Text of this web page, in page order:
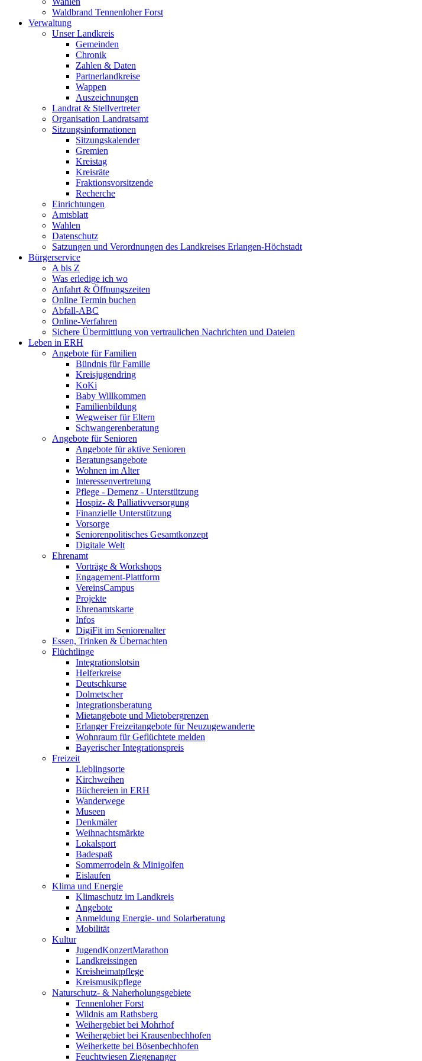
Waldbrand Tennenloher Forst
Verwaltung
Unser Landkreis
Gemeinden
Chronik
Zahlen & Daten
Partnerlandkreise
Wappen
Auszeichnungen
Landrat & Stellvertreter
Organisation Landratsamt
Sitzungsinformationen
Sitzungskalender
Gremien
Kreistag
Kreisräte
Fraktionsvorsitzende
Recherche
Einrichtungen
Amtsblatt
Wahlen
Datenschutz
Satzungen und Verordnungen des Landkreises Erlangen-Höchstadt
Bürgerservice
A bis Z
Was erledige ich wo
Anfahrt & Öffnungszeiten
Online Termin buchen
Abfall-ABC
Online-Verfahren
Sichere Übermittlung von vertraulichen Nachrichten und Dateien
Leben in ERH
Angebote für Familien
Bündnis für Familie
Kreisjugendring
KoKi
Baby Willkommen
Familienbildung
Wegweiser für Eltern
Schwangerenberatung
Angebote für Senioren
Angebote für aktive Senioren
Beratungsangebote
Wohnen im Alter
Interessenvertretung
Pflege - Demenz - Unterstützung
Hospiz- & Palliativversorgung
Finanzielle Unterstützung
Vorsorge
Seniorenpolitisches Gesamtkonzept
Digitale Welt
Ehrenamt
Vorträge & Workshops
Engagement-Plattform
VereinsCampus
Projekte
Ehrenamtskarte
Infos
DigiFit im Seniorenalter
Essen, Trinken & Übernachten
Flüchtlinge
Integrationslotsin
Helferkreise
Deutschkurse
Dolmetscher
Integrationsberatung
Mietangebote und Mietobergrenzen
Erlanger Freizeitangebote für Neuzugewanderte
Wohnraum für Geflüchtete melden
Bayerischer Integrationspreis
Freizeit
Lieblingsorte
Kirchweihen
Büchereien in ERH
Wanderwege
Museen
Denkmäler
Weihnachtsmärkte
Lokalsport
Badespaß
Sommerrodeln & Minigolfen
Eislaufen
Klima und Energie
Klimaschutz im Landkreis
Angebote
Anmeldung Energie- und Solarberatung
Mobilität
Kultur
JugendKonzertMarathon
Landkreissingen
Kreisheimatpflege
Kreismusikpflege
Naturschutz- & Naherholungsgebiete
Tennenloher Forst
Wildnis am Rathsberg
Weihergebiet bei Mohrhof
Weihergebiet bei Krausenbechhofen
Weiherkette bei Bösenbechhofen
Feuchtwiesen Ziegenanger